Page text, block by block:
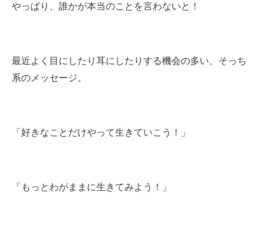
やっぱり、誰かが本当のことを言わないと！
最近よく目にしたり耳にしたりする機会の多い、そっち
系のメッセージ。
「好きなことだけやって生きていこう！」
「もっとわがままに生きてみよう！」